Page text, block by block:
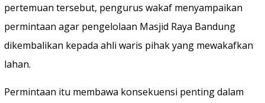
pertemuan tersebut, pengurus wakaf menyampaikan
permintaan agar pengelolaan Masjid Raya Bandung
dikembalikan kepada ahli waris pihak yang mewakafkan
lahan.
Permintaan itu membawa konsekuensi penting dalam